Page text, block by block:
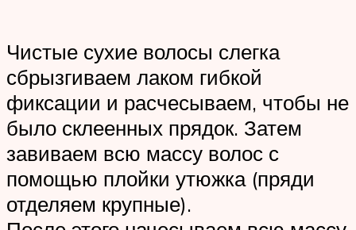
Чистые сухие волосы слегка
сбрызгиваем лаком гибкой
фиксации и расчесываем, чтобы не
было склеенных прядок. Затем
завиваем всю массу волос с
помощью плойки утюжка (пряди
отделяем крупные).